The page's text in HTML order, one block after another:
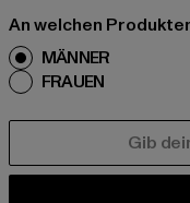
An welchen
MÄNNER
FRAUEN